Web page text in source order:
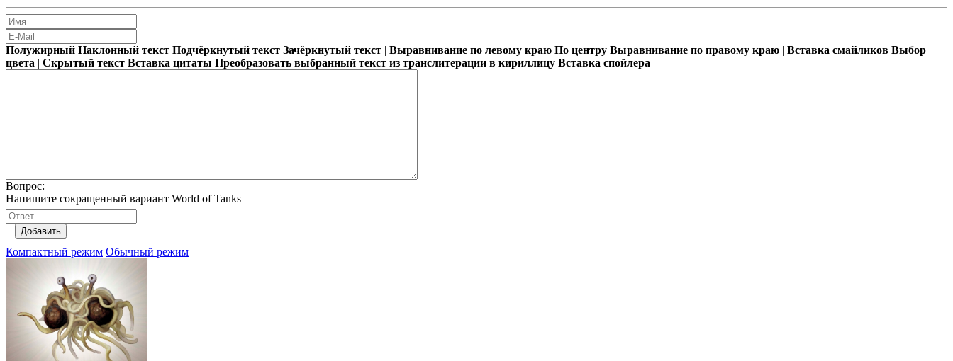
Полужирный Наклонный текст Подчёркнутый текст Зачёркнутый текст | Выравнивание по левому краю По центру Выравнивание по правому краю | Вставка смайликов Выбор
цвета | Скрытый текст Вставка цитаты Преобразовать выбранный текст из транслитерации в кириллицу Вставка спойлера
Вопрос:
Напишите сокращенный вариант World of Tanks
Добавить
Компактный режим Обычный режим